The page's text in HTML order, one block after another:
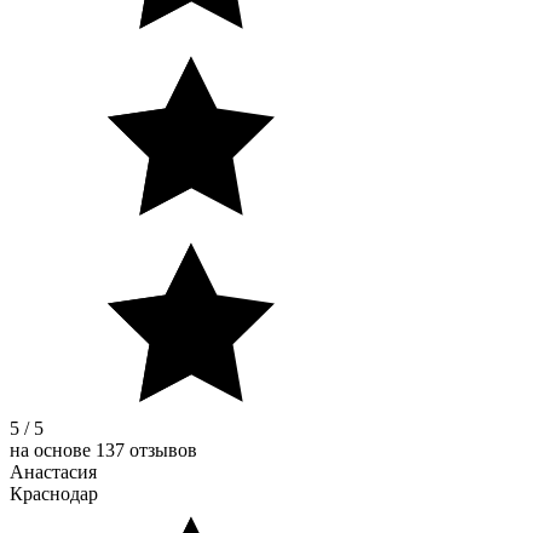
5 / 5
на основе 137 отзывов
Анастасия
Краснодар